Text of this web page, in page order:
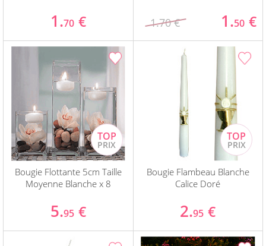
1.70 € 1.70 € 1.50 €
Bougie Flottante 5cm Taille
Moyenne Blanche x 8
5.95 €
Bougie Flambeau Blanche
Calice Doré
2.95 €